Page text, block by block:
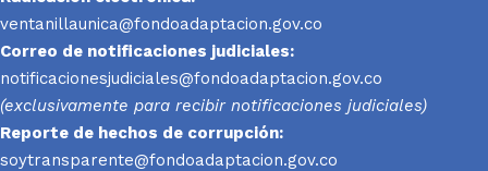
ventanillaunica@fondoadaptacion.gov.co
Correo de notificaciones judiciales:
notificacionesjudiciales@fondoadaptacion.gov.co
(exclusivamente para recibir notificaciones judiciales)
Reporte de hechos de corrupción:
soytransparente@fondoadaptacion.gov.co